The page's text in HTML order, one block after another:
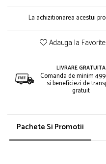
La achizitionarea acestui
Adauga la Favorite
LIVRARE GRATUITA
Comanda de minim
si beneficiezi de
gratuit
Pachete Si Promotii